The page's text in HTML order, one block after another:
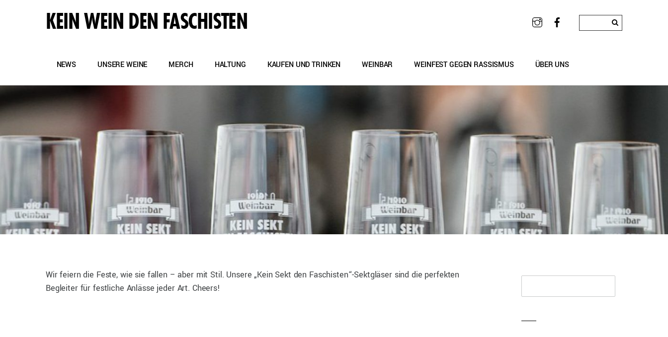
KEIN WEIN DEN FASCHISTEN
NEWS UNSERE WEINE MERCH HALTUNG KAUFEN UND TRINKEN WEINBAR WEINFEST GEGEN RASSISMUS ÜBER UNS
Wir feiern die Feste, wie sie fallen – aber mit Stil. Unsere „Kein Sekt den Faschisten“-Sektgläser sind die perfekten
Begleiter für festliche Anlässe jeder Art. Cheers!